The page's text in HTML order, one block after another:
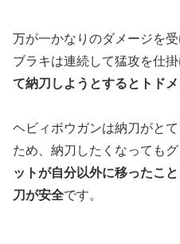
万が一かなりのダメージを
ブラキは連続して猛攻を仕
て納刀しようとするとトド
ヘビィボウガンは納刀がと
ため、納刀したくなってもグ
ットが自分以外に移ったこ
刀が安全です。